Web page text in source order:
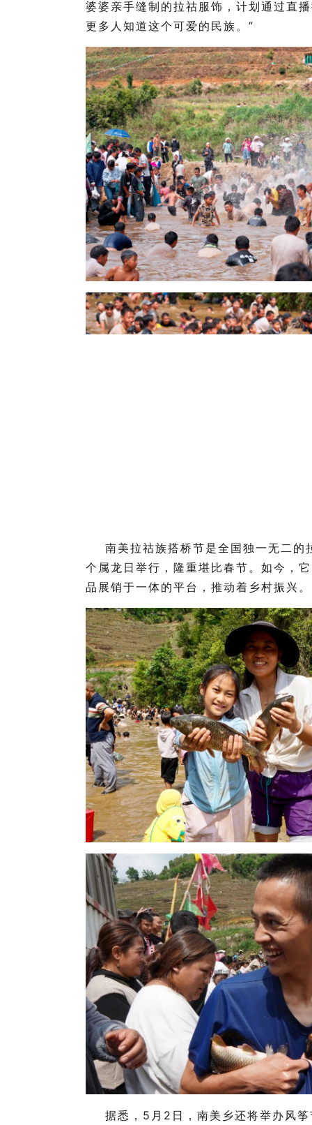
婆婆亲手缝制的拉祜服饰，计划通过直
更多人知道这个可爱的民族。”
南美拉祜族搭桥节是全国独一无二
个属龙日举行，隆重堪比春节。如今，
品展销于一体的平台，推动着乡村振兴。
据悉，5月2日， 南美乡还将举办风